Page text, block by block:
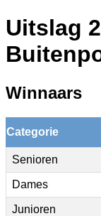
Uitslag
Winnaars
Categorie
Senioren
Dames
Junioren